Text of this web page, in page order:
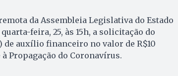
da Assembleia Legislativa do Estado
feira, 25, às 15h, a solicitação do
de auxílio financeiro no valor de R$10
Propagação do Coronavírus.